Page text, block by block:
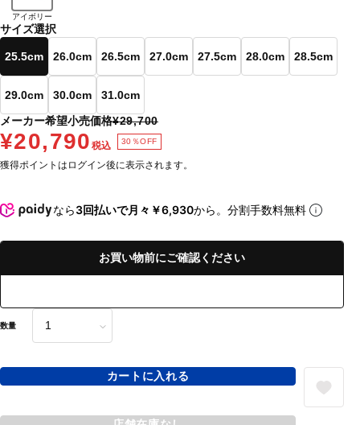
アイボリー
サイズ選択
25.5cm 26.0cm 26.5cm 27.0cm 27.5cm 28.0cm 28.5cm
29.0cm 30.0cm
31.0cm
メーカー希望小売価格¥29,700
¥20,790 税込 30％OFF
獲得ポイントはログイン後に表示されます。
なら3回払いで月々￥6,930から。分割手数料無料
お買い物前にご確認ください
数量
カートに入れる